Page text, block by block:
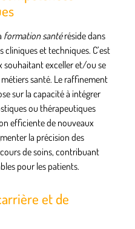
formation santéréside dans
cliniqueset techniques. C’est
souhaitant exceller et/ou se
métiers santé. Le raffinement
sur la capacité à intégrer
ou thérapeutiques
efficiente de nouveaux
la précision des
de soins, contribuant
pour les patients.
et de